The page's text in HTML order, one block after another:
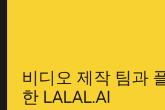
비디오 제작 팀과
한 LALAL.AI